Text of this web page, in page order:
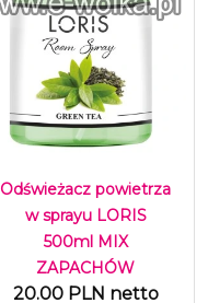
Odświeżacz powietrza
w sprayu LORIS
500ml MIX
ZAPACHÓW
20.00 PLN netto